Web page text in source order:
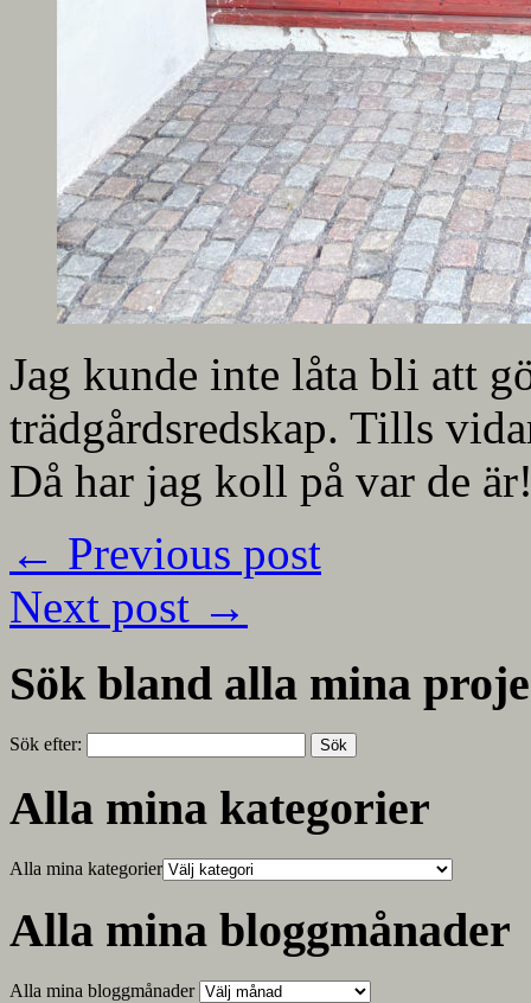
Jag kunde inte låta bli att
trädgårdsredskap. Tills
Då har jag koll på var de
← Previous post
Next post →
Sök bland alla mina
Sök efter:
Alla mina kategorier
Alla mina kategorier
Alla mina bloggmånader
Alla mina bloggmånader